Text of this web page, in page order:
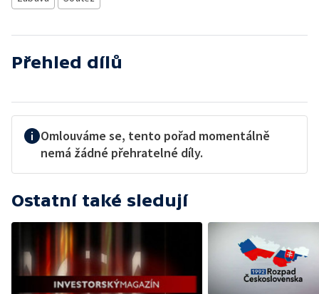
Přehled dílů
Omlouváme se, tento pořad momentálně
nemá žádné přehratelné díly.
Ostatní také sledují